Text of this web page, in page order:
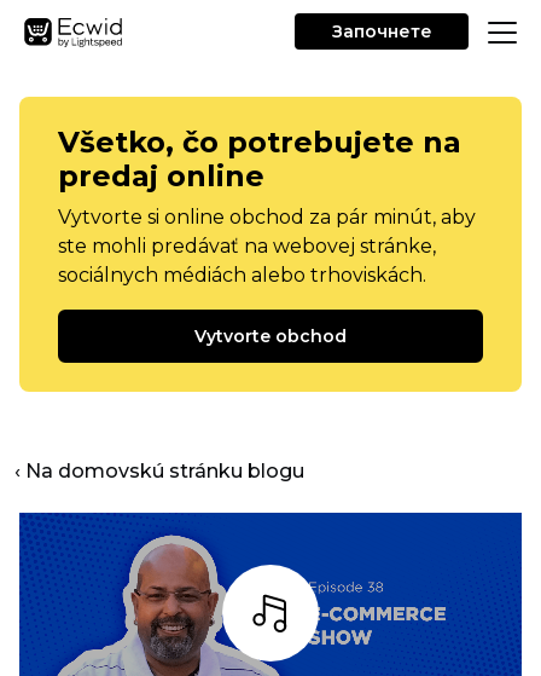
Започнете
Všetko, čo potrebujete na
predaj online
Vytvorte si online obchod za pár minút, aby
ste mohli predávať na webovej stránke,
sociálnych médiách alebo trhoviskách.
Vytvorte obchod
‹ Na domovskú stránku blogu